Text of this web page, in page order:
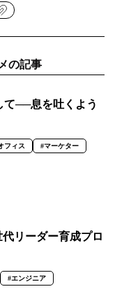
の記事
て──息を吐くよう
フィス #マーケター
リーダー育成プロ
#エンジニア